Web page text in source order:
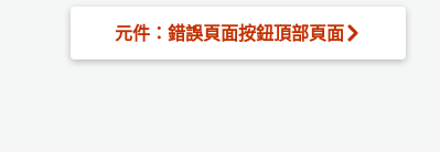
元件：錯誤頁面按鈕頂部頁面